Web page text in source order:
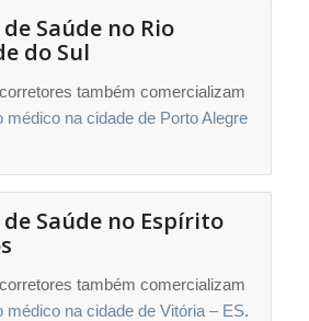
Saúde no Rio
do Sul
também comercializam
médico na cidade de Porto Alegre
de Saúde no Espírito
também comercializam
médico na cidade de Vitória – ES.